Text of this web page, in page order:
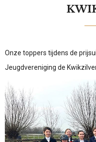
Onze toppers tijdens de
Jeugdvereniging de